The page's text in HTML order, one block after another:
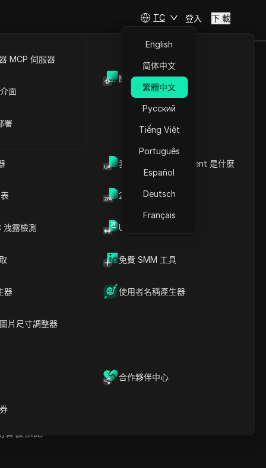
開放API
我的瀏覽器 User Agent 是什麼
2FA验证码生成器
洩露檢測 UUID 產生器
免費 SMM 工具
器 使用者名稱產生器
片尺寸調整器
合作夥伴中心
MCP 伺服器
面
署
TC
English
简体中文
繁體中文
Русский
Tiếng Việt
Português
Español
Deutsch
Français
登入 下 載
碼。這
。
是評估
會被標記
了解啟發式偵測：全面概述
瞭解啟發式偵測的機制
啟發式偵測技術的優點
啟發式檢測方法的挑戰
啟發式檢測與基於特徵碼的
檢測比較
啟發式偵測技術的實際應用
實施啟發式偵測的有效策略
重要見解
常見問題
號封禁，安全管理多帳號